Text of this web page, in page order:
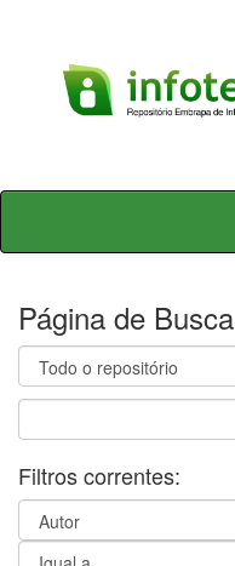
Skip
Página de Busca
Filtros correntes: